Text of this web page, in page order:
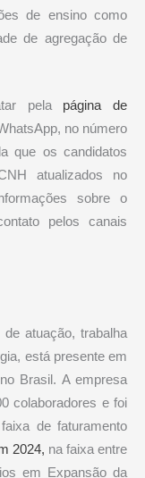
de ensino como
de agregação de
pela página de
no número
que os candidatos
atualizados no
sobre o
pelos canais
atuação, trabalha
está presente em
Brasil. A empresa
colaboradores e foi
de faturamento
2024, na faixa entre
em Expansão da